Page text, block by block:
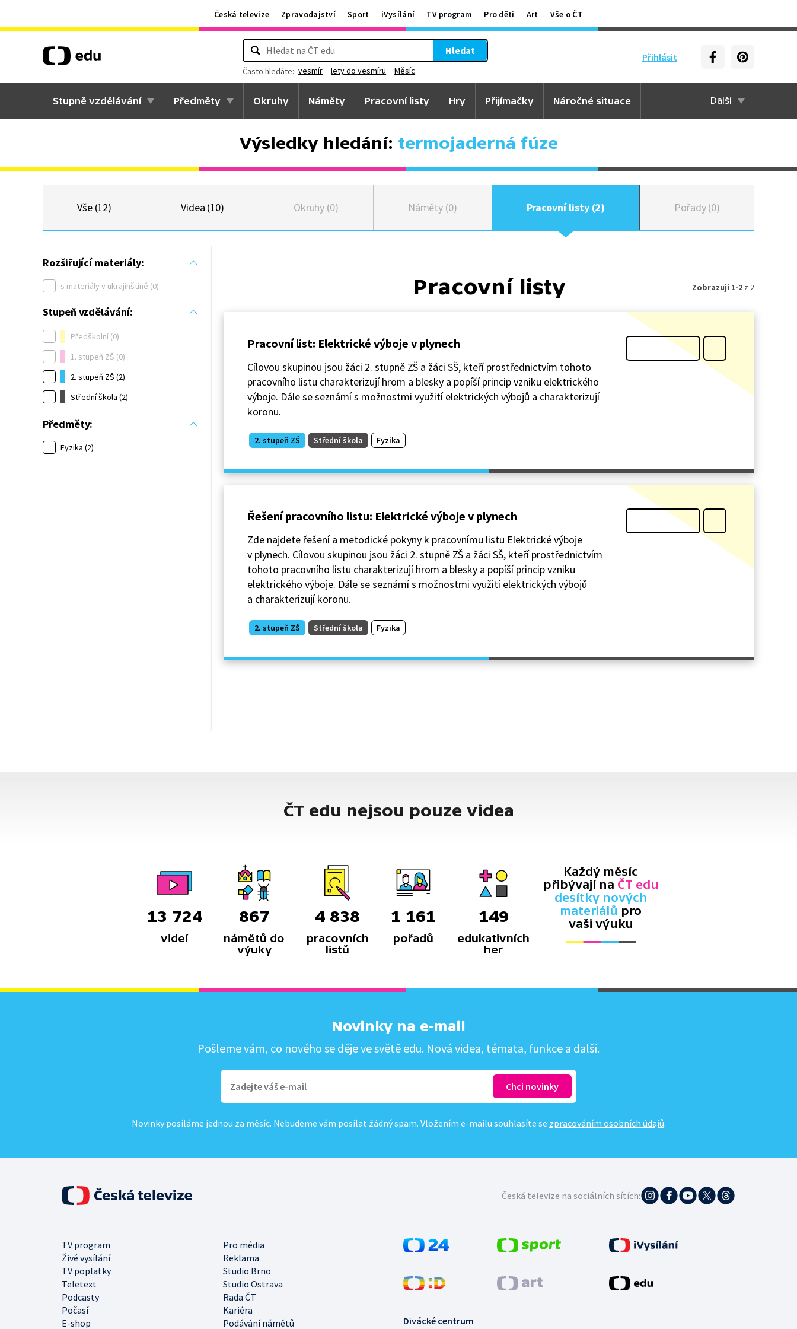
Česká televize Zpravodajství Sport iVysílání TV program Pro děti Art Vše o ČT
Přihlásit
Hledat
Často hledáte: vesmír lety do vesmíru Měsíc
Stupně vzdělávání Předměty Okruhy Náměty Pracovní listy Hry Přijímačky Náročné situace Další
Výsledky hledání: termojaderná fúze
Vše (12) Videa (10) Okruhy (0) Náměty (0) Pracovní listy (2) Pořady (0)
Rozšiřující materiály:
s materiály v ukrajinštině (0)
Stupeň vzdělávání:
Předškolní (0)
1. stupeň ZŠ (0)
2. stupeň ZŠ (2)
Střední škola (2)
Předměty:
Fyzika (2)
Pracovní listy Zobrazuji 1-2 z 2
Pracovní list: Elektrické výboje v plynech
Cílovou skupinou jsou žáci 2. stupně ZŠ a žáci SŠ, kteří prostřednictvím tohoto
pracovního listu charakterizují hrom a blesky a popíší princip vzniku elektrického
výboje. Dále se seznámí s možnostmi využití elektrických výbojů a charakterizují
koronu.
2. stupeň ZŠ Střední škola Fyzika
Řešení pracovního listu: Elektrické výboje v plynech
Zde najdete řešení a metodické pokyny k pracovnímu listu Elektrické výboje
v plynech. Cílovou skupinou jsou žáci 2. stupně ZŠ a žáci SŠ, kteří prostřednictvím
tohoto pracovního listu charakterizují hrom a blesky a popíší princip vzniku
elektrického výboje. Dále se seznámí s možnostmi využití elektrických výbojů
a charakterizují koronu.
2. stupeň ZŠ Střední škola Fyzika
ČT edu nejsou pouze videa
13 724
videí
867
námětů do
výuky
4 838
pracovních
listů
1 161
pořadů
149
edukativních
her
Každý měsíc
přibývají na ČT edu
desítky nových
materiálů pro
vaši výuku
Novinky na e-mail
Pošleme vám, co nového se děje ve světě edu. Nová videa, témata, funkce a další.
Novinky posíláme jednou za měsíc. Nebudeme vám posílat žádný spam. Vložením e-mailu souhlasíte se zpracováním osobních údajů.